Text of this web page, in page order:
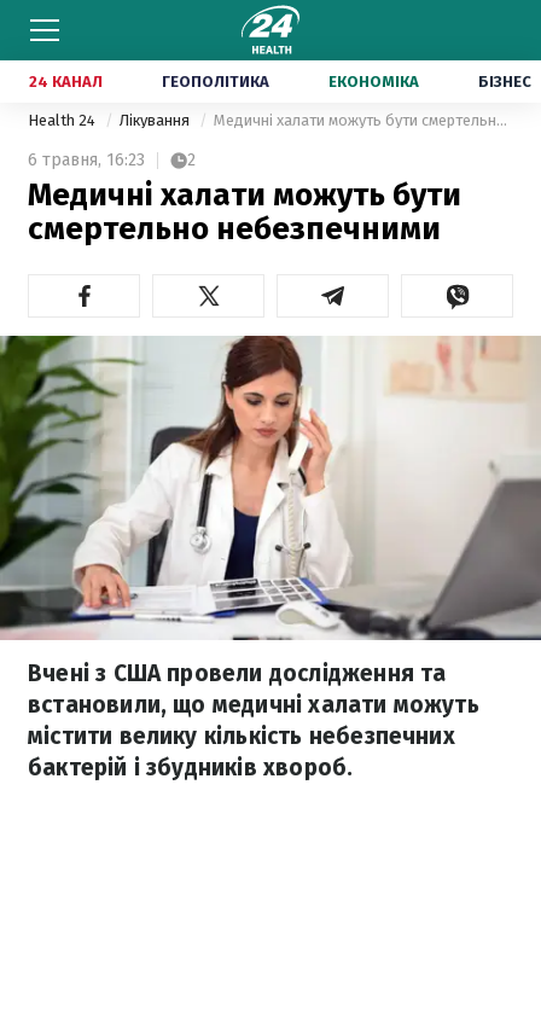
24 КАНАЛ ГЕОПОЛІТИКА ЕКОНОМІКА БІЗНЕС
Health 24 Лікування Медичні халати можуть бути смертельно небезпечними
6 травня, 16:23 2
Медичні халати можуть бути
смертельно небезпечними
Вчені з США провели дослідження та
встановили, що медичні халати можуть
містити велику кількість небезпечних
бактерій і збудників хвороб.